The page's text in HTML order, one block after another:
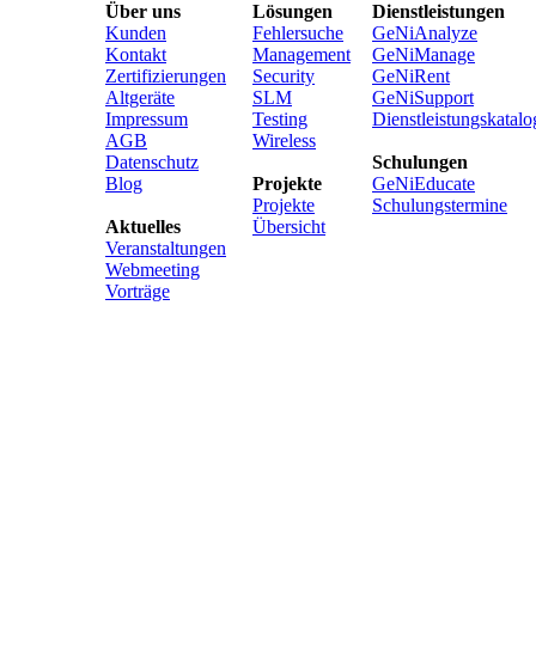
Über uns
Kunden
Kontakt
Zertifizierungen
Altgeräte
Impressum
AGB
Datenschutz
Blog
Aktuelles
Veranstaltungen
Webmeeting
Vorträge
Lösungen
Fehlersuche
Management
Security
SLM
Testing
Wireless
Projekte
Projekte
Übersicht
Dienstleistungen
GeNiAnalyze
GeNiManage
GeNiRent
GeNiSupport
Schulungen
GeNiEducate
Schulungstermine